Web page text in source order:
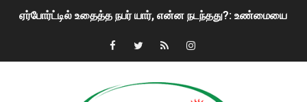
ஏர்போர்ட்டில் உதைத்த நபர் யார், என்ன நடந்தது?: உண்மையை
சீனா இலங்கையிடம் 8 மில்லியன் அமெரிக்க டொலர் நட்டஈடு